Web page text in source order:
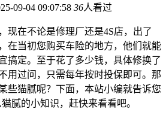
09-04 09:07:58 36人看过
现在不论是修理厂还是4S店，出了
在当初您购买车险的地方，他们就能
搞定。至于花了多少钱，具体修换了
用过问，只需每年按时投保即可。那
些猫腻呢？下面，本站小编就告诉您
腻的小知识，赶快来看看吧。